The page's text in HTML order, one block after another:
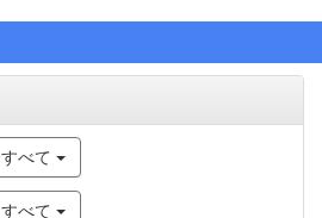
すべて
すべて